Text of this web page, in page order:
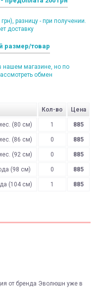
разницу - при получении.
доставку
размер/товар
нашем магазине, но по
обмен
Кол-во Цена
(80 см) 1 885
(86 см) 0 885
(92 см) 0 885
(98 см) 0 885
(104 см) 1 885
от бренда Эволюшн уже в